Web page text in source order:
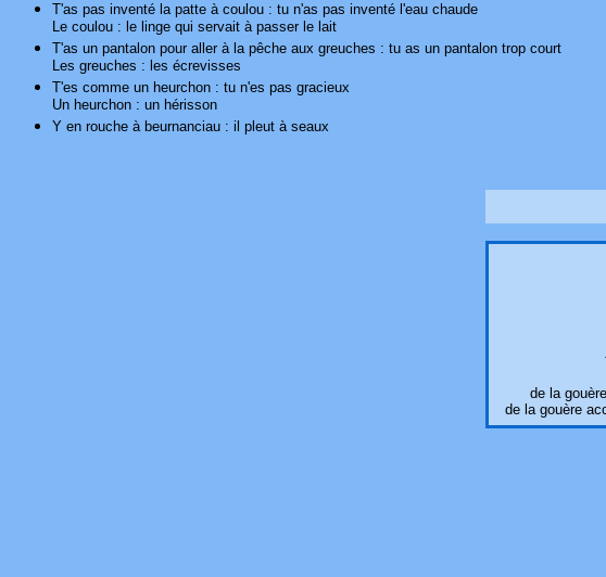
T'as pas inventé la patte à coulou : tu n'as pas inventé l'eau chaude
Le coulou : le linge qui servait à passer le lait
T'as un pantalon pour aller à la pêche aux greuches : tu as un pantalon trop court
Les greuches : les écrevisses
T'es comme un heurchon : tu n'es pas gracieux
Un heurchon : un hérisson
Y en rouche à beurnanciau : il pleut à seaux
de la
de la gouère